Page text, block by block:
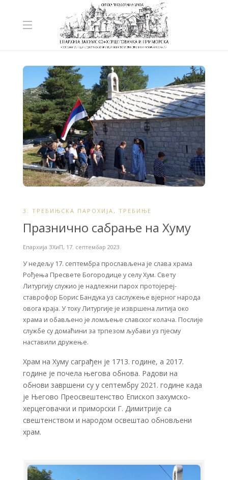
3. ТРЕБИЊСКА ПАРОХИЈА , ТРЕБИЊЕ
Празнично сабрање на Хуму
Епархија ЗХиП, 17. септембар 2023.
У недељу 17. септембра прослављена је слава храма
Рођења Пресвете Богородице у селу Хум. Свету
Литургију служио је надлежни парох протојереј-
ставрофор Борис Бандука уз саслужење вјерног народа
овога краја. У току Литургије је извршена литија око
храма и обављено је ломљење славског колача. Послије
службе су домаћини за трпезом љубави уз пјесму
наставили дружење.
Храм на Хуму саграђен је 1713. године, а 2017.
године је почела његова обнова. Радови на
обнови завршени су у септембру 2021. године када
је Његово Преосвештенство Епископ захумско-
херцеговачки и приморски Г. Димитрије са
свештенством и народом освештао обновљени
храм.